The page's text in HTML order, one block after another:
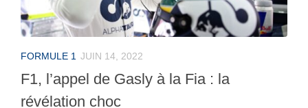
FORMULE 1 JUIN 14, 2022
F1, l’appel de Gasly à la Fia : la
révélation choc